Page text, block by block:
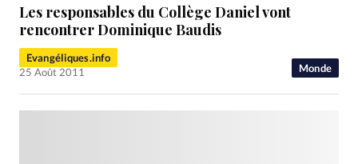
Monde
Les responsables du Collège Daniel vont
rencontrer Dominique Baudis
Evangéliques.info
25 Août 2011